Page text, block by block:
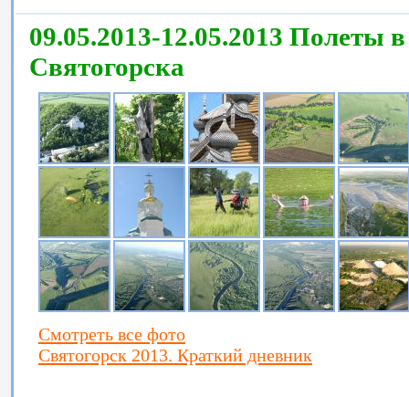
09.05.2013-12.05.2013 Полеты
Святогорска
Смотреть все фото
Святогорск 2013. Краткий дневник